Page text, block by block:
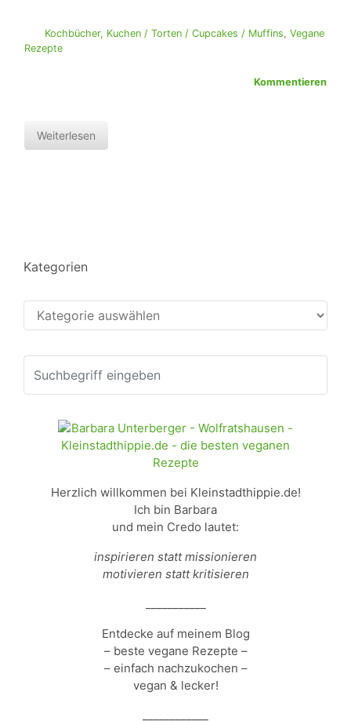
Kochbücher, Kuchen / Torten / Cupcakes / Muffins, Vegane
Rezepte
Kommentieren
Weiterlesen
Kategorien
Kategorien
Herzlich willkommen bei Kleinstadthippie.de!
Ich bin Barbara
und mein Credo lautet:
inspirieren statt missionieren
motivieren statt kritisieren
Entdecke auf meinem Blog
– beste vegane Rezepte –
– einfach nachzukochen –
vegan & lecker!